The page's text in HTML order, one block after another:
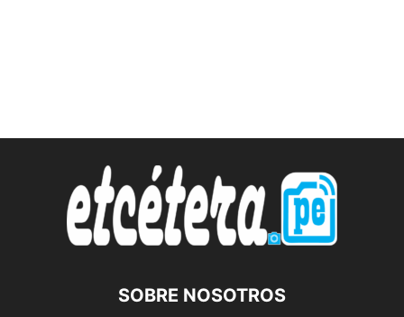
SOBRE NOSOTROS